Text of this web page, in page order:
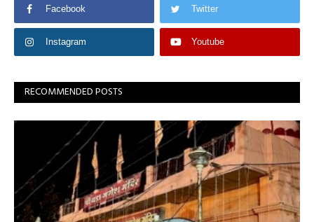
Facebook Twitter
Instagram Youtube
RECOMMENDED POSTS